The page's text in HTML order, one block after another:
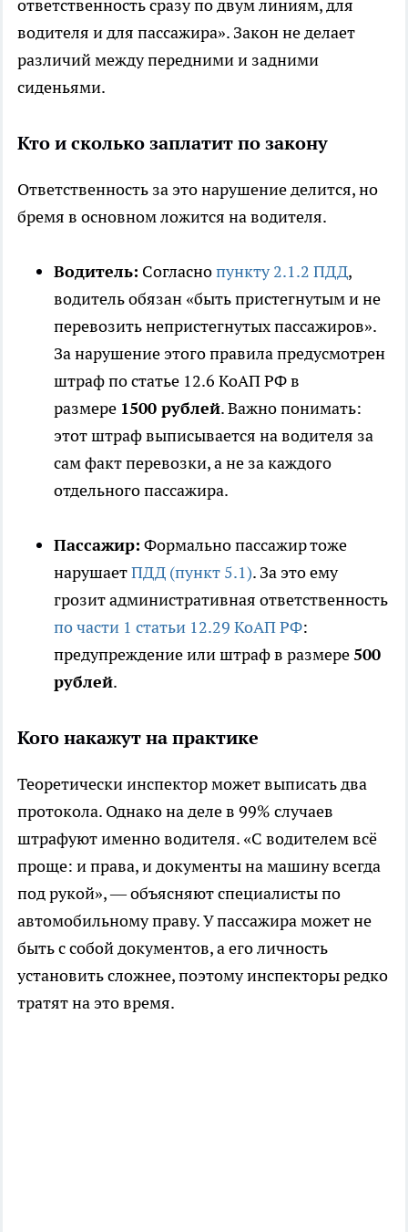
ответственность сразу по двум линиям, для
водителя и для пассажира». Закон не делает
различий между передними и задними
сиденьями.
Кто и сколько заплатит по закону
Ответственность за это нарушение делится, но
бремя в основном ложится на водителя.
Водитель: Согласнопункту 2.1.2 ПДД,
водитель обязан «быть пристегнутым и не
перевозить непристегнутых пассажиров».
За нарушение этого правила предусмотрен
штраф по статье 12.6 КоАП РФ в
размере 1500 рублей. Важно понимать:
этот штраф выписывается на водителя за
сам факт перевозки, а не за каждого
отдельного пассажира.
Пассажир: Формально пассажир тоже
нарушаетПДД (пункт 5.1). За это ему
грозит административная ответственность
по части 1 статьи 12.29 КоАП РФ:
предупреждение или штраф в размере 500
рублей.
Кого накажут на практике
Теоретически инспектор может выписать два
протокола. Однако на деле в 99% случаев
штрафуют именно водителя. «С водителем всё
проще: и права, и документы на машину всегда
под рукой», — объясняют специалисты по
автомобильному праву. У пассажира может не
быть с собой документов, а его личность
установить сложнее, поэтому инспекторы редко
тратят на это время.